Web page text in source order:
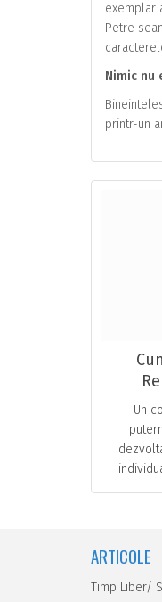
exemplar
Petre
Nimic nu
printr-un
Un
ARTICOLE
Timp Liber/